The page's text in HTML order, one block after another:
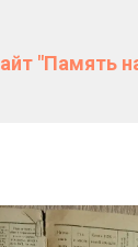
"Память